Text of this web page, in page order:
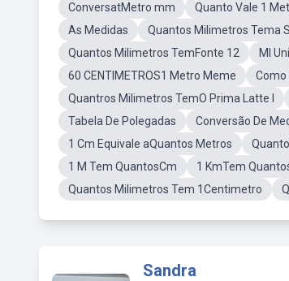
ConversatMetro mm
Quanto Vale 1
As Medidas
Quantos Milimetros Tema
Quantos Milimetros TemFonte 12
Ml
60 CENTIMETROS1 Metro Meme
Quantros Milimetros TemO Prima Latte I
Tabela De Polegadas
Conversão De
1 Cm Equivale aQuantos Metros
1 M Tem QuantosCm
1 KmTem
Quantos Milimetros Tem 1Centimetro
Sandra